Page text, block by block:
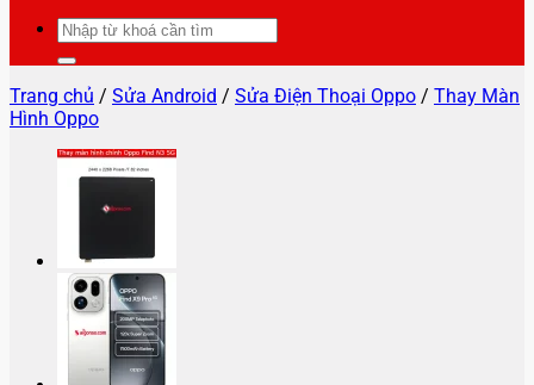
Tìm
kiếm:
Trang chủ / Sửa Android / Sửa Điện Thoại Oppo / Thay Màn
Hình Oppo